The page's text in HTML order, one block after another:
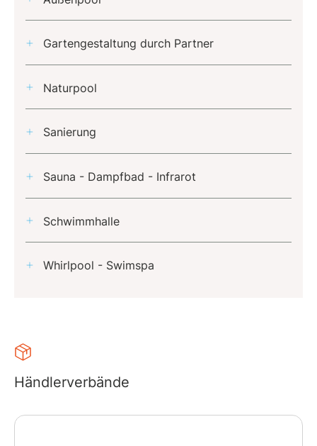
Gartengestaltung durch Partner
Naturpool
Sanierung
Sauna - Dampfbad - Infrarot
Schwimmhalle
Whirlpool - Swimspa
Händlerverbände